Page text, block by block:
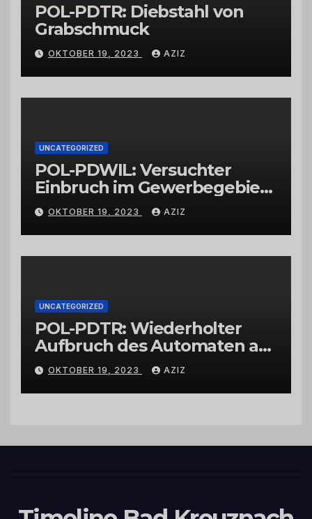
POL-PDTR: Diebstahl von
Grabschmuck
OKTOBER 19, 2023 AZIZ
UNCATEGORIZED
POL-PDWIL: Versuchter
Einbruch im Gewerbegebiet
Wittlich
OKTOBER 19, 2023 AZIZ
UNCATEGORIZED
POL-PDTR: Wiederholter
Aufbruch des Automaten am
Wohnmobilstellplatz in
Hermeskeil am Labachweg
OKTOBER 19, 2023 AZIZ